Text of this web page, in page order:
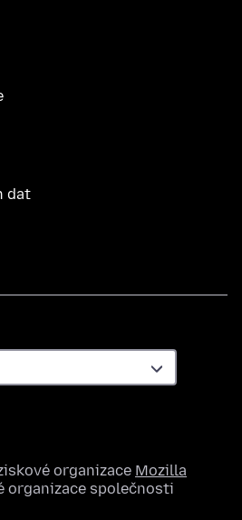
dat
organizace Mozilla
organizace společnosti